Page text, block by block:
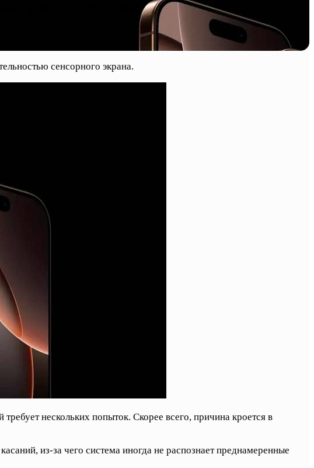
экрана
сенсорного экрана.
нескольких попыток. Скорее всего, причина кроется в
из-за чего система иногда не распознает преднамеренные